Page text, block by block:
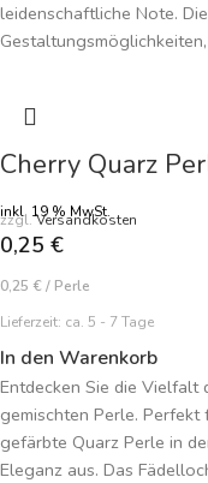
leidenschaftliche Note.
Ausstrahlung verleiht.
einzigartige
verkörpern. Der
Schmuck die tiefrote
Cherry Quarz
inkl. 19 % MwSt.
zzgl.Versandkosten
0,25 €
0,25 € / Perle
Lieferzeit: ca. 5 - 7 Tage
In den Warenkorb
Entdecken Sie die Vielfalt
gemischten Perle. Perfekt
gefärbte Quarz Perle in
Eleganz aus. Das